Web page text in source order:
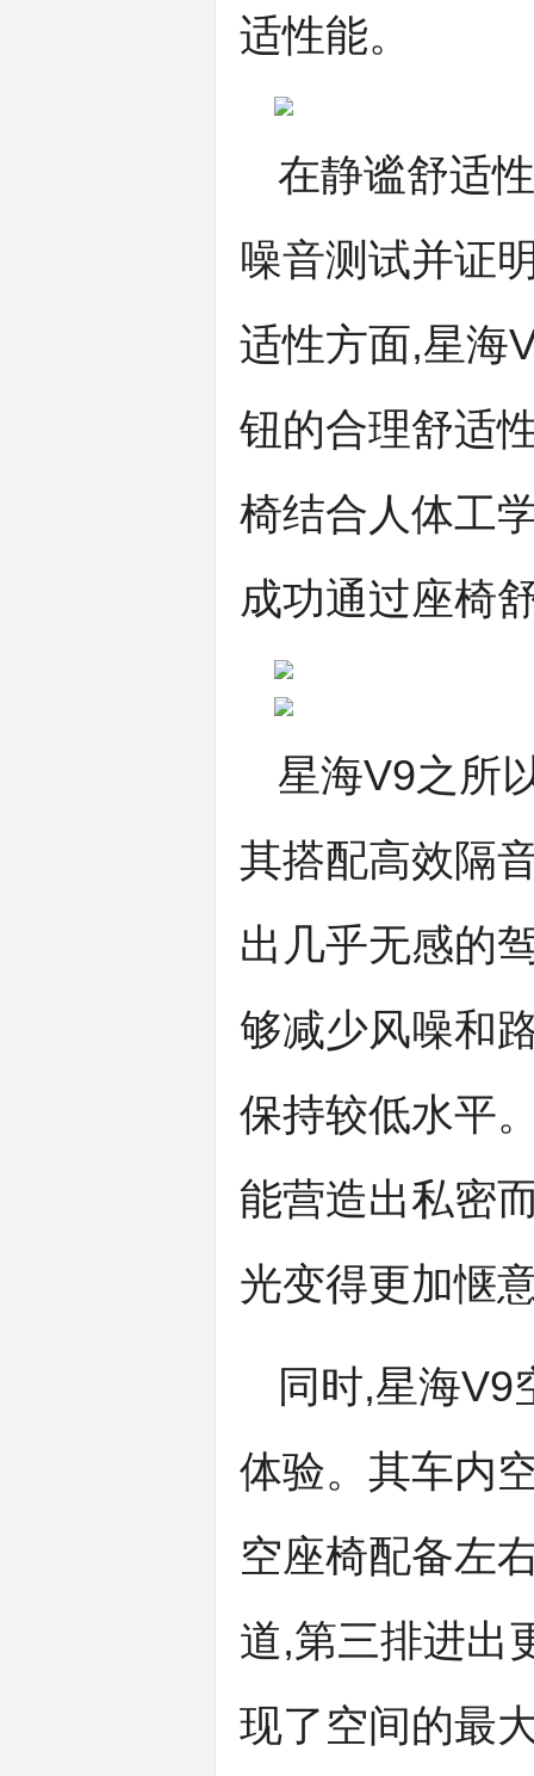
适性能。
在静谧舒适
噪音测试并证
适性方面,星海
钮的合理舒适
椅结合人体工
成功通过座椅
星海V9之所
其搭配高效隔
出几乎无感的
够减少风噪和
保持较低水平
能营造出私密
光变得更加惬
同时,星海V9
体验。其车内
空座椅配备左
道,第三排进出
现了空间的最